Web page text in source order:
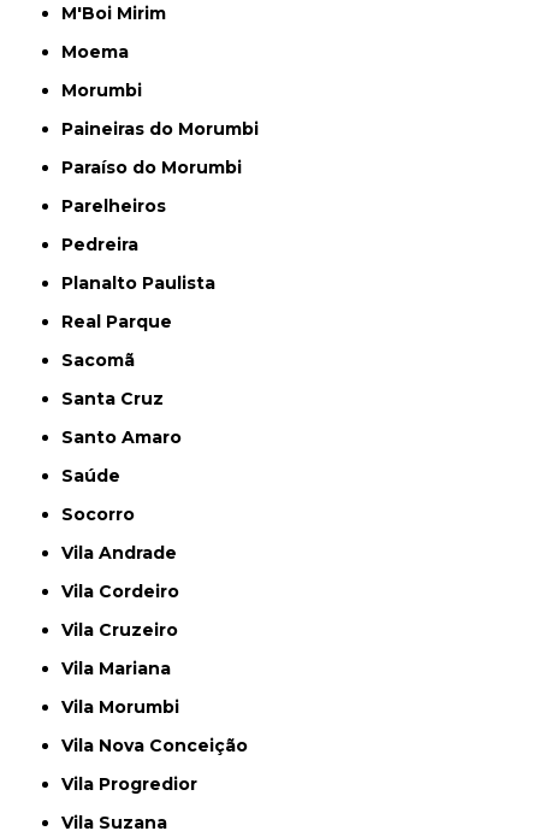
M'Boi Mirim
Moema
Morumbi
Paineiras do Morumbi
Paraíso do Morumbi
Parelheiros
Pedreira
Planalto Paulista
Real Parque
Sacomã
Santa Cruz
Santo Amaro
Saúde
Socorro
Vila Andrade
Vila Cordeiro
Vila Cruzeiro
Vila Mariana
Vila Morumbi
Vila Nova Conceição
Vila Progredior
Vila Suzana